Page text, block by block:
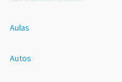
Aulas
Autos